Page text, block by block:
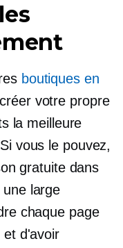
boutiques en
votre propre
la meilleure
vous le pouvez,
gratuite dans
une large
chaque page
et d'avoir